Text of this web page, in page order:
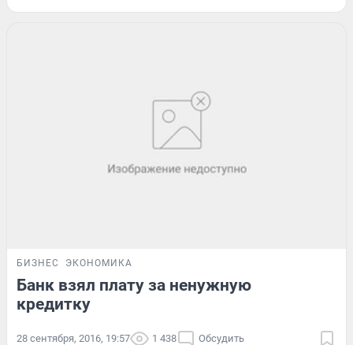
БИЗНЕС ЭКОНОМИКА
Банк взял плату за ненужную
кредитку
28 сентября, 2016, 19:57 1 438 Обсудить